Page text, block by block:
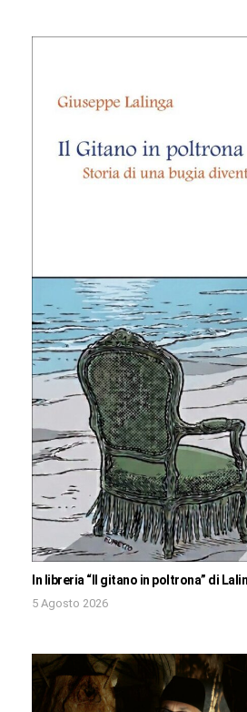
In libreria “Il gitano in poltrona” di
5 Agosto 2026